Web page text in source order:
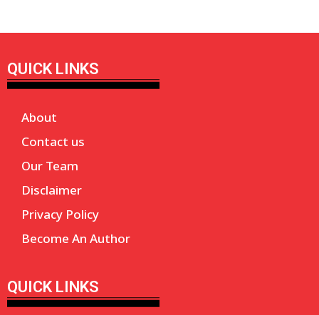
QUICK LINKS
About
Contact us
Our Team
Disclaimer
Privacy Policy
Become An Author
QUICK LINKS